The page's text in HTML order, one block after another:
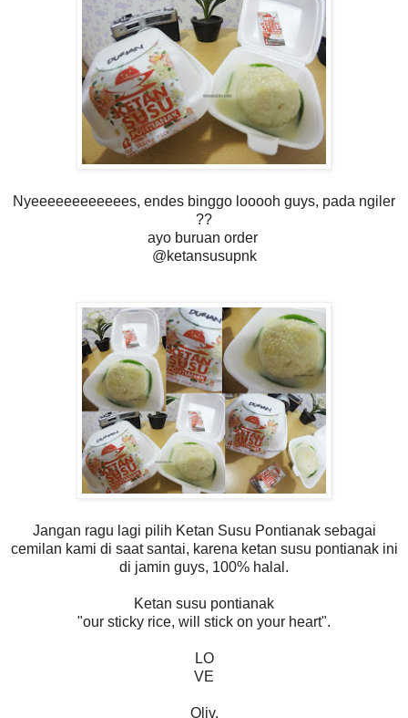
Nyeeeeeeeeeeees, endes binggo looooh guys, pada ngiler
??
ayo buruan order
@ketansusupnk
Jangan ragu lagi pilih Ketan Susu Pontianak sebagai
cemilan kami di saat santai, karena ketan susu pontianak ini
di jamin guys, 100% halal.
Ketan susu pontianak
"our sticky rice, will stick on your heart".
LO
VE
Oliv.